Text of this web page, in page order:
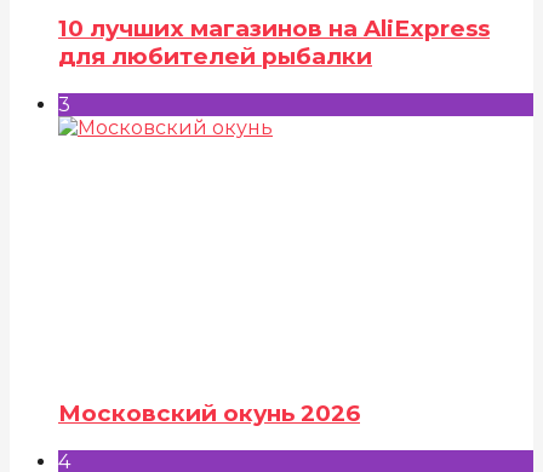
10 лучших магазинов на AliExpress
для любителей рыбалки
3
Московский окунь 2026
4